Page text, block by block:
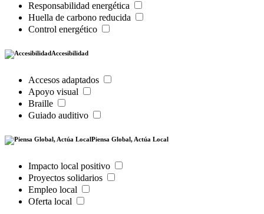
Responsabilidad energética
Huella de carbono reducida
Control energético
Accesibilidad
Accesos adaptados
Apoyo visual
Braille
Guiado auditivo
Piensa Global, Actúa Local
Impacto local positivo
Proyectos solidarios
Empleo local
Oferta local